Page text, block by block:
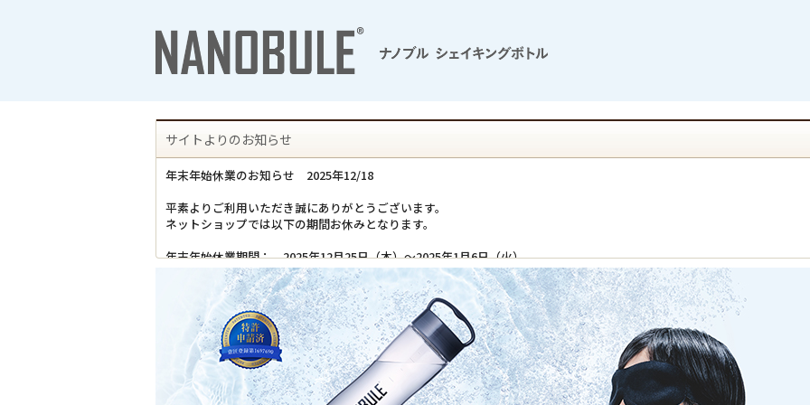
サイトよりのお知らせ
年末年始休業のお知らせ 2025年12/18
平素よりご利用いただき誠にありがとうございます。
ネットショップでは以下の期間お休みとなります。
年末年始休業期間： 2025年12月25日（木）～2025年1月6日（火）
年末年始休業期間中は、ネットショップでは通常通りご注文はいただけますが、
発送及びお問い合わせ・サポート業務はお休みとさせていただきます。
お客様にはご迷惑をおかけし、誠に申し訳ございませんが
ご理解・ご了承のほどよろしくお願いいたします。
上記期間中にお買い上げいただきましたお品物につきましては
配送日時の指定を承ることが出来かねますのでどうぞご了承ください。